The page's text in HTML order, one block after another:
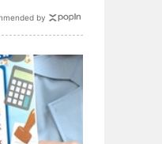
by